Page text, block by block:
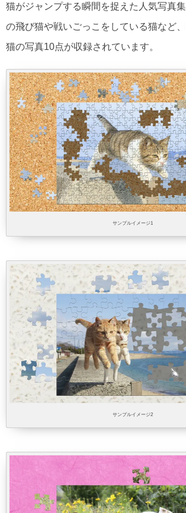
猫がジャンプする瞬間を捉えた人気写真
の飛び猫や戦いごっこをしている猫など
猫の写真10点が収録されています。
サンプルイメージ1
サンプルイメージ2